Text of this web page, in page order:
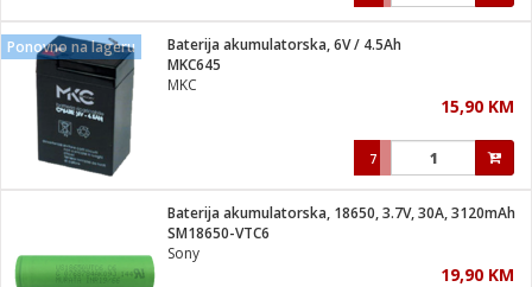
Ponovno na lageru
Baterija akumulatorska, 6V / 4.5Ah
MKC645
MKC
15,90 KM
7
Baterija akumulatorska, 18650, 3.7V, 30A, 3120mAh
SM18650-VTC6
Sony
19,90 KM